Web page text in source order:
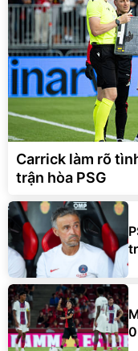
Carrick làm rõ
trận hòa PSG
0